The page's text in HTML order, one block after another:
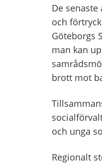
De
och
Göteborgs
man kan
brott mot
och unga
Regionalt